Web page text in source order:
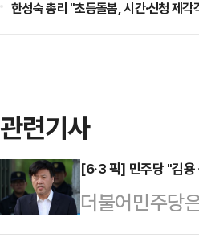
한성숙 총리 "초등돌봄, 시간·신청 제
관련기사
[6·3 픽] 민주당 "김
더불어민주당
연구원 부원장